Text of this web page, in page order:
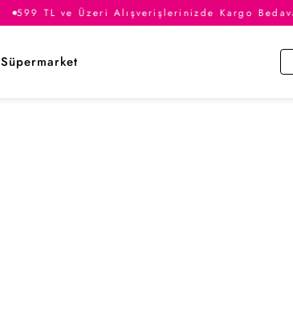
599 TL ve Üzeri Alışverişlerinizde Kargo Bedava
Süpermarket